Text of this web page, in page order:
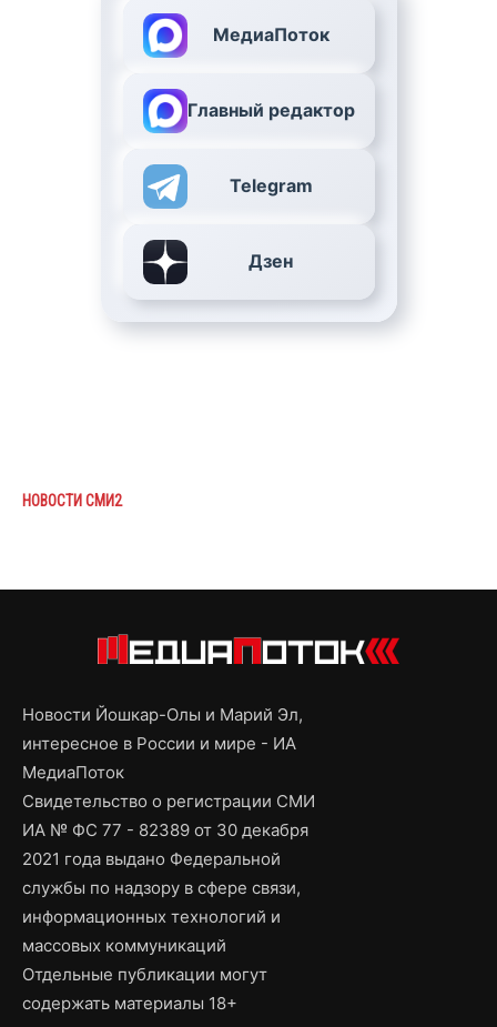
МедиаПоток
Главный редактор
Telegram
Дзен
НОВОСТИ СМИ2
Новости Йошкар-Олы и Марий Эл,
интересное в России и мире - ИА
МедиаПоток
Свидетельство о регистрации СМИ
ИА № ФС 77 - 82389 от 30 декабря
2021 года выдано Федеральной
службы по надзору в сфере связи,
информационных технологий и
массовых коммуникаций
Отдельные публикации могут
содержать материалы 18+